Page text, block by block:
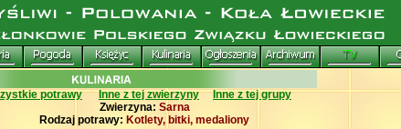
potrawy Inne z tej zwierzyny
Inne z tej grupy
Zwierzyna: Sarna
Rodzaj potrawy: Kotlety, bitki, medaliony